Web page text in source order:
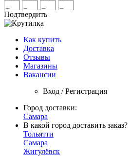
Подтвердить
Как купить
Доставка
Отзывы
Магазины
Вакансии
Вход / Регистрация
Город доставки:
Самара
В какой город доставить заказ?
Тольятти
Самара
Жигулёвск